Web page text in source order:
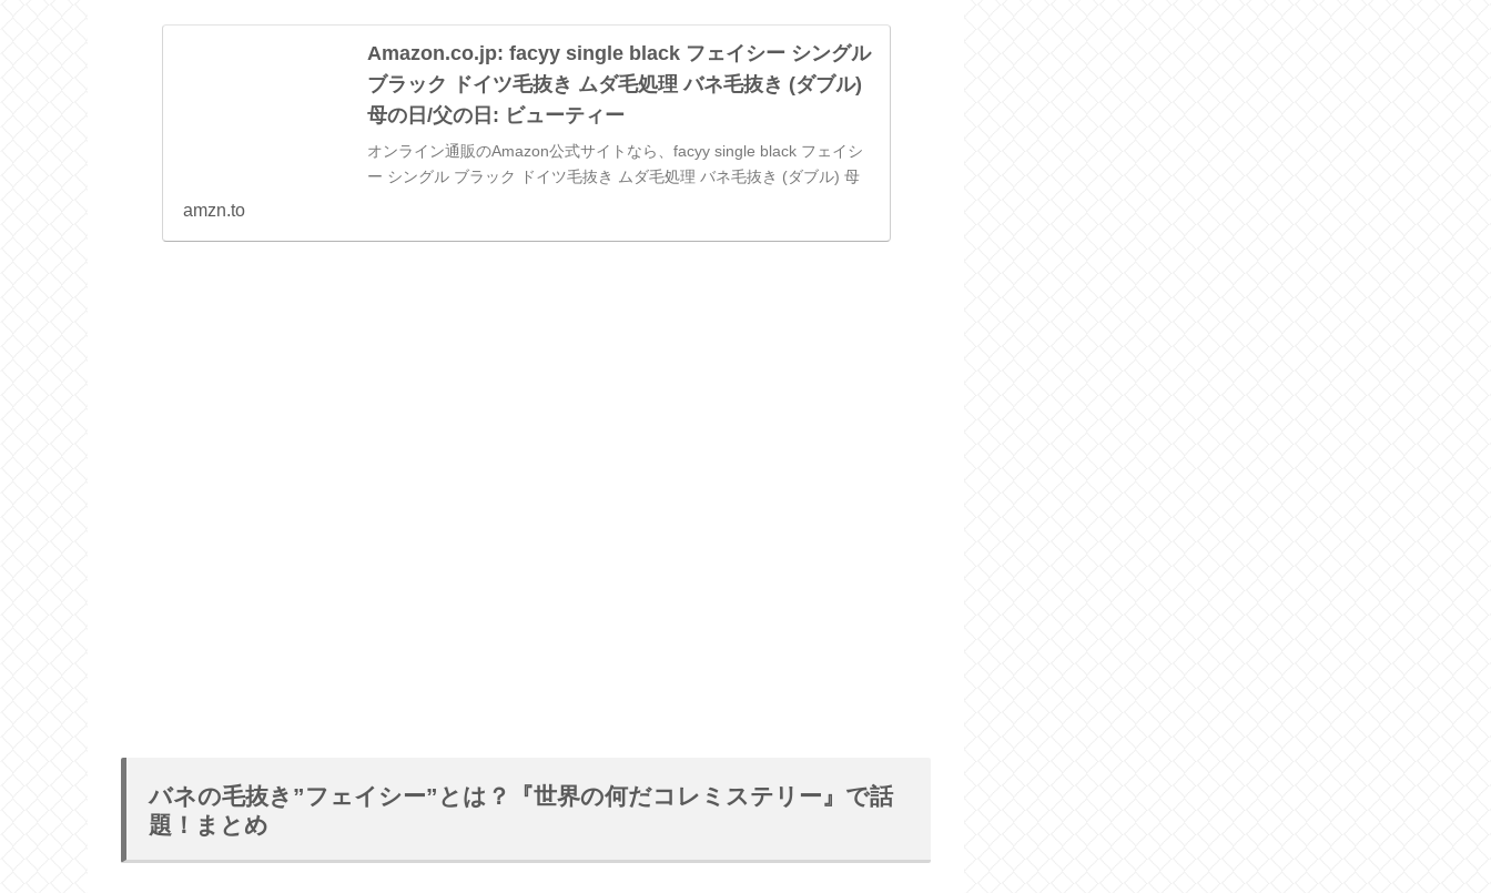
Amazon.co.jp: facyy single black フェイシー シングル
ブラック ドイツ毛抜き ムダ毛処理 バネ毛抜き (ダブル)
母の日/父の日: ビューティー
オンライン通販のAmazon公式サイトなら、facyy single black フェイシ
ー シングル ブラック ドイツ毛抜き ムダ毛処理 バネ毛抜き (ダブル) 母
amzn.to
バネの毛抜き”フェイシー”とは？『世界の何だコレミステリー』で話
題！まとめ